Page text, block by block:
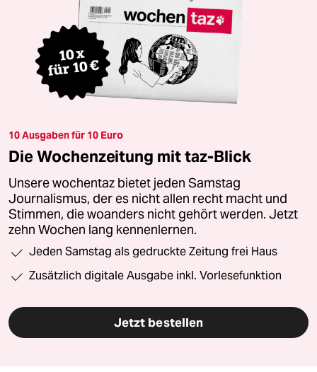
10 Ausgaben für 10 Euro
Die Wochenzeitung mit taz-Blick
Unsere wochentaz bietet jeden Samstag
Journalismus, der es nicht allen recht macht und
Stimmen, die woanders nicht gehört werden. Jetzt
zehn Wochen lang kennenlernen.
Jeden Samstag als gedruckte Zeitung frei Haus
Zusätzlich digitale Ausgabe inkl. Vorlesefunktion
Jetzt bestellen